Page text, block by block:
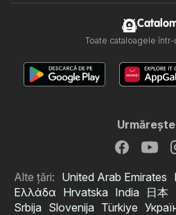
Toate cataloagele
Alte țări: United Arab Emirates
Ελλάδα Hrvatska India 日本
Srbija Slovenija Türkiye